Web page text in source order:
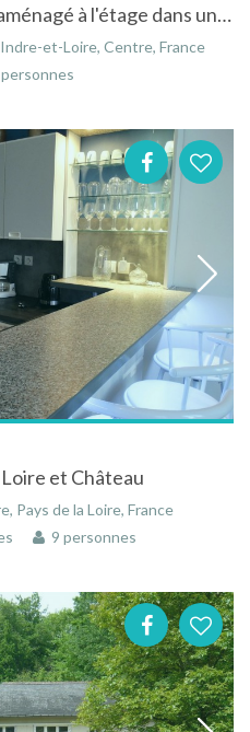
Magnifique gîte de 51 m², aménagé à l'étage dans un bâtiment de caractère
et-Loire, Centre, France
et Château
Pays de la Loire, France
9 personnes